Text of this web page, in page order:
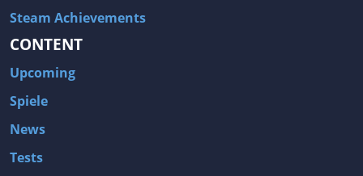
Steam Achievements
CONTENT
Upcoming
Spiele
News
Tests